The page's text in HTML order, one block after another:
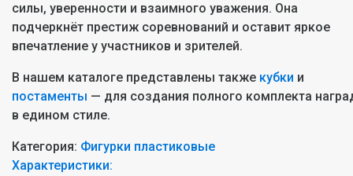
силы, уверенности и взаимного уважения. Она
подчеркнёт престиж соревнований и оставит яркое
впечатление у участников и зрителей.
В нашем каталоге представлены также кубки и
постаменты — для создания полного комплекта
в едином стиле.
Категория: Фигурки пластиковые
Характеристики: